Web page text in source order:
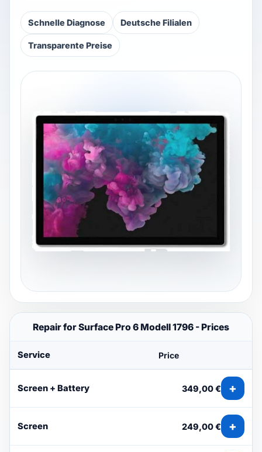
Blog & Ratgeber
DE FR IT
Schnelle Diagnose Deutsche Filialen
Transparente Preise
Repair for Surface Pro 6 Modell 1796 - Prices
Service Price
Screen + Battery 349,00 € +
Screen 249,00 € +